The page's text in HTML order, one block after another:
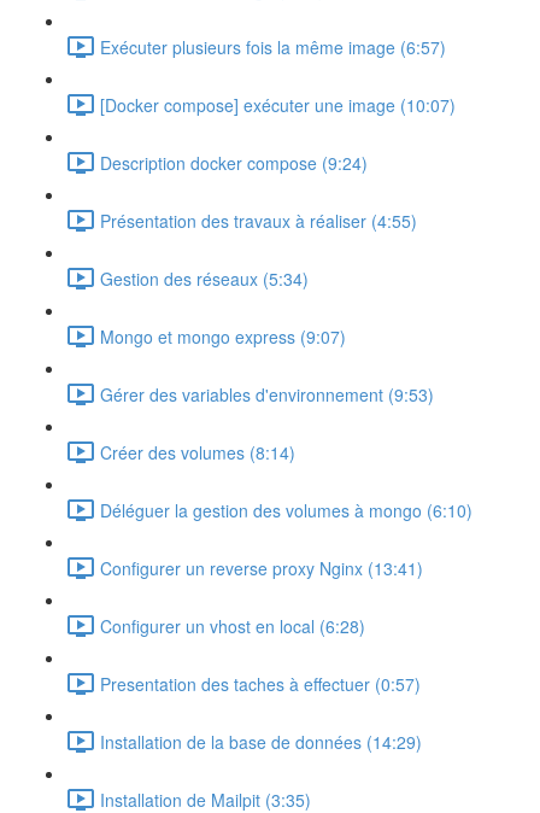
Exécuter plusieurs fois la même image (6:57)
[Docker compose] exécuter une image (10:07)
Description docker compose (9:24)
Présentation des travaux à réaliser (4:55)
Gestion des réseaux (5:34)
Mongo et mongo express (9:07)
Gérer des variables d'environnement (9:53)
Créer des volumes (8:14)
Déléguer la gestion des volumes à mongo (6:10)
Configurer un reverse proxy Nginx (13:41)
Configurer un vhost en local (6:28)
Presentation des taches à effectuer (0:57)
Installation de la base de données (14:29)
Installation de Mailpit (3:35)